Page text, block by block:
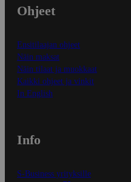
Ohjeet
Ensitilaajan ohjeet
Näin maksat
Näin tilaat ja muokkaat
Kaikki ohjeet ja vinkit
In English
Info
S-Business yrityksille